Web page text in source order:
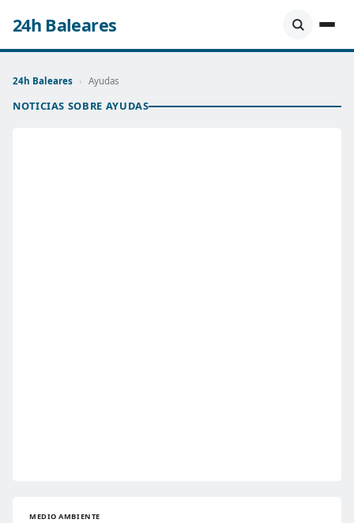
24h Baleares
24h Baleares › Ayudas
NOTICIAS SOBRE AYUDAS
MEDIO AMBIENTE